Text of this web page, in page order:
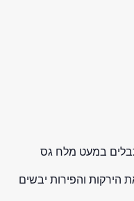
במעט מלח גס
הירקות והפירות יבשים